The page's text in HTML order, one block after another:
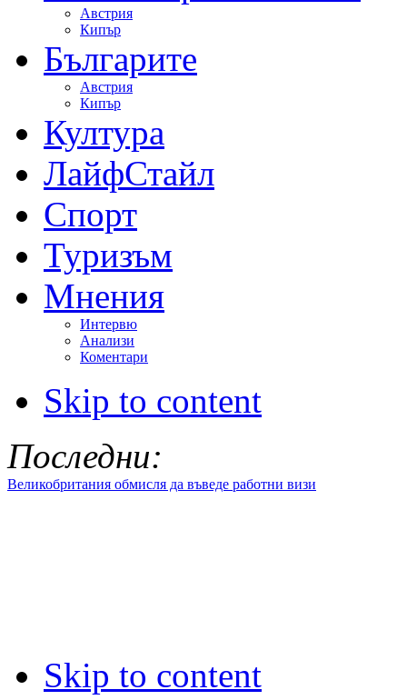
Австрия
Кипър
Българите
Австрия
Кипър
Култура
ЛайфСтайл
Спорт
Туризъм
Мнения
Интервю
Анализи
Коментари
Skip to content
Последни:
Великобритания обмисля да въведе работни визи
Skip to content